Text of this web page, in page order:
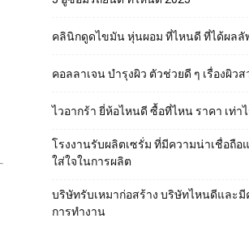
คลินิกดูดไขมัน หุ่นผอม ที่ไหนดี ที่ได้ผลลั
คอลลาเจน บำรุงผิว ตัวช่วยดี ๆ เรื่องผิวส
ไวอากร้า ยี่ห้อไหนดี ซื้อที่ไหน ราคา เท่า
โรงงานรับผลิตเซรั่ม ที่มีความน่าเชื่อถือ
ใส่ใจในการผลิต
บริษัทรับเหมาก่อสร้าง บริษัทไหนดีและ
การทำงาน